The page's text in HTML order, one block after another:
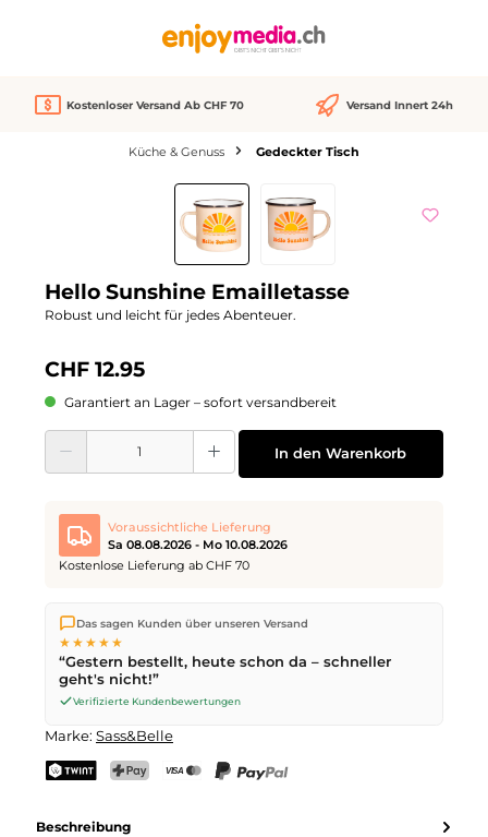
Kostenloser Versand Ab CHF 70 Versand Innert 24h
Küche & Genuss Gedeckter Tisch
Bildergalerie überspringen
Hello Sunshine Emailletasse
Robust und leicht für jedes Abenteuer.
CHF 12.95
Garantiert an Lager – sofort versandbereit
Produkt Anzahl: Gib den gewünschten Wert ein oder benutze die
In den Warenkorb
Voraussichtliche Lieferung
Sa 08.08.2026 - Mo 10.08.2026
Kostenlose Lieferung ab CHF 70
Wir versenden direkt aus unserem Lager in Kriens. Ab
ist die Lieferung kostenlos. Bestellungen bis
werden noch am selben Tag versendet – Zustellung am
nächsten Werktagmit der Schweizerischen Post.
Samstagszustellung am
bisFreitag, 17 Uhr.
Das sagen Kunden über unseren Versand
★★★★★
“Gestern bestellt, heute schon da – schneller
geht's nicht!”
Verifizierte Kundenbewertungen
Marke: Sass&Belle
Beschreibung